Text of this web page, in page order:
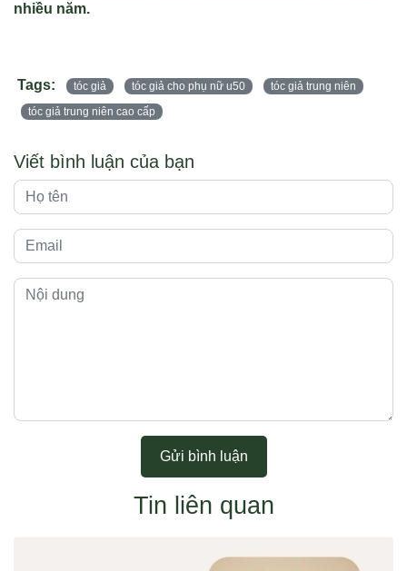
nhiều năm.
Tags: tóc giả tóc giả cho phụ nữ u50
tóc giả trung niên
tóc giả trung niên cao cấp
Viết bình luận của bạn
Gửi bình luận
Tin liên quan